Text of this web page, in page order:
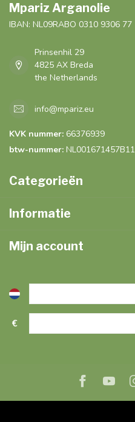
Mpariz Arganolie
IBAN: NL09RABO 0310 9306 77
Prinsenhil 29
4825 AX Breda
the Netherlands
info@mpariz.eu
KVK nummer: 66376939
btw-nummer: NL001671457B11
Categorieën
Informatie
Mijn account
€